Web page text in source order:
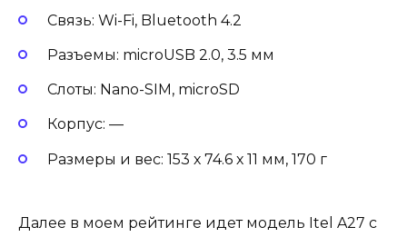
Связь: Wi-Fi, Bluetooth 4.2
Разъемы: microUSB 2.0, 3.5 мм
Слоты: Nano-SIM, microSD
Корпус: —
Размеры и вес: 153 х 74.6 х 11 мм, 170 г
Далее в моем рейтинге идет модель Itel A27 с